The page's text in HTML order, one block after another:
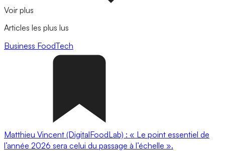
Voir plus
Articles les plus lus
Business FoodTech
Matthieu Vincent (DigitalFoodLab) : « Le point essentiel de
l’année 2026 sera celui du passage à l’échelle ».